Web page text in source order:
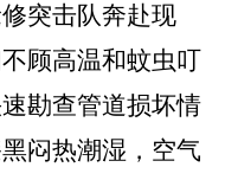
突击队奔赴现
顾高温和蚊虫叮
勘查管道损坏情
闷热潮湿，空气